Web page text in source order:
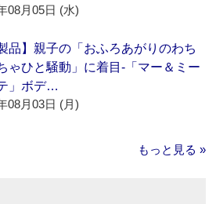
08月05日 (水)
品】親子の「おふろあがりのわち
ゃひと騒動」に着目‐「マー＆ミー
」ボデ…
08月03日 (月)
もっと見る »